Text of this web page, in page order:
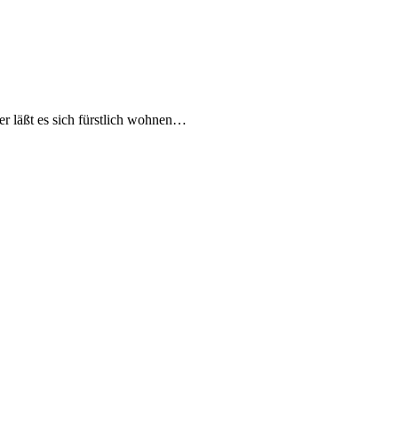
läßt es sich fürstlich wohnen…